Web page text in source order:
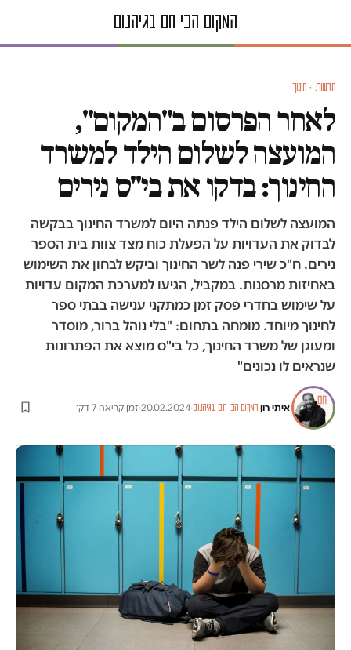
חדשות · חינוך
לאחר הפרסום ב"המקום",
המועצה לשלום הילד למשרד
החינוך: בדקו את בי"ס נירים
המועצה לשלום הילד פנתה היום למשרד החינוך בבקשה
לבדוק את העדויות על הפעלת כוח מצד צוות בית הספר
נירים. ח"כ שירי פנה לשר החינוך וביקש לבחון את השימוש
באחיזות מרסנות. במקביל, הגיעו למערכת המקום עדויות
על שימוש בחדרי פסק זמן כמתקני ענישה בבתי ספר
לחינוך מיוחד. מומחה בתחום: "בלי נוהל ברור, מוסדר
ומעוגן של משרד החינוך, כל בי"ס מוצא את הפתרונות
שנראים לו נכונים"
איתי רון·המקום הכי חם בגיהנום·
20.02.2024
·זמן קריאה 7 דק׳